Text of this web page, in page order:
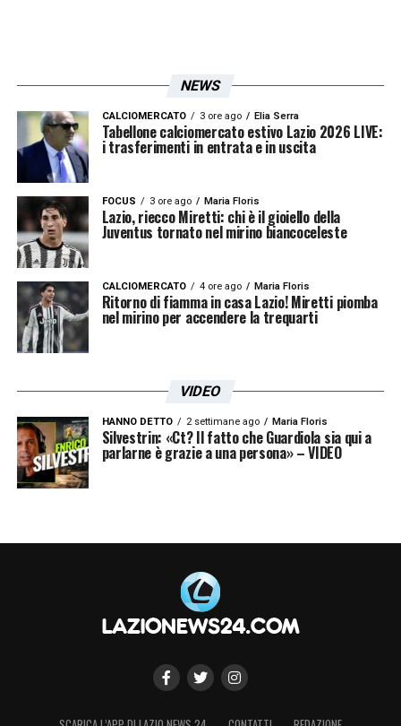
NEWS
CALCIOMERCATO 3 ore ago Elia Serra
Tabellone calciomercato estivo Lazio 2026 LIVE:
i trasferimenti in entrata e in uscita
FOCUS 3 ore ago Maria Floris
Lazio, riecco Miretti: chi è il gioiello della
Juventus tornato nel mirino biancoceleste
CALCIOMERCATO 4 ore ago Maria Floris
Ritorno di fiamma in casa Lazio! Miretti piomba
nel mirino per accendere la trequarti
VIDEO
HANNO DETTO 2 settimane ago Maria Floris
Silvestrin: «Ct? Il fatto che Guardiola sia qui a
parlarne è grazie a una persona» – VIDEO